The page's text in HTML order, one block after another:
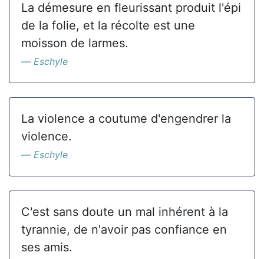
La démesure en fleurissant produit l'épi
de la folie, et la récolte est une
moisson de larmes.
Eschyle
La violence a coutume d'engendrer la
violence.
Eschyle
C'est sans doute un mal inhérent à la
tyrannie, de n'avoir pas confiance en
ses amis.